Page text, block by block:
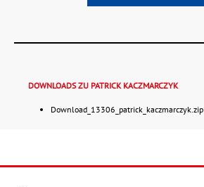
DOWNLOADS ZU PATRICK KACZMARCZYK
Download_13306_patrick_kaczmarczyk.zip